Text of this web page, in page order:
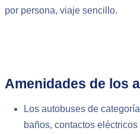
por persona, viaje sencillo.
Amenidades de los
Los autobuses de
baños, contactos